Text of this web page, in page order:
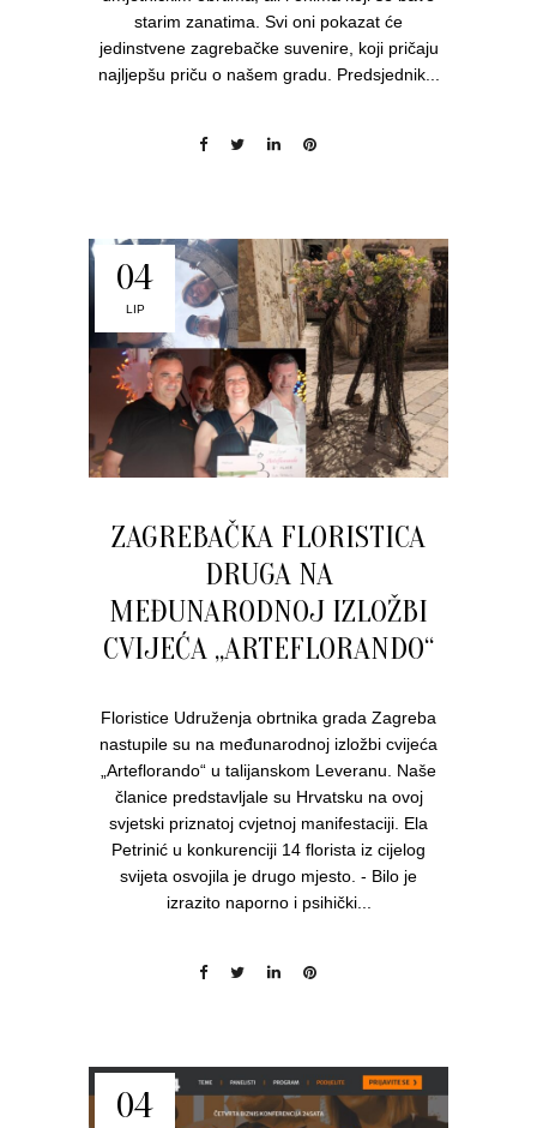
starim zanatima. Svi oni pokazat će
jedinstvene zagrebačke suvenire, koji pričaju
najljepšu priču o našem gradu. Predsjednik...
04
LIP
ZAGREBAČKA FLORISTICA
DRUGA NA
MEĐUNARODNOJ IZLOŽBI
CVIJEĆA „ARTEFLORANDO“
Floristice Udruženja obrtnika grada Zagreba
nastupile su na međunarodnoj izložbi cvijeća
„Arteflorando“ u talijanskom Leveranu. Naše
članice predstavljale su Hrvatsku na ovoj
svjetski priznatoj cvjetnoj manifestaciji. Ela
Petrinić u konkurenciji 14 florista iz cijelog
svijeta osvojila je drugo mjesto. - Bilo je
izrazito naporno i psihički...
04